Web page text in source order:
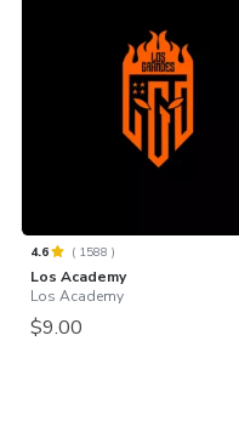
4.6 ( 1588 )
Los Academy
Los Academy
$9.00